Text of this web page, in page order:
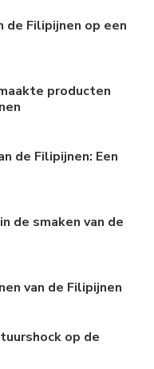
de Filipijnen op een
producten
de Filipijnen: Een
de smaken van de
van de Filipijnen
op de